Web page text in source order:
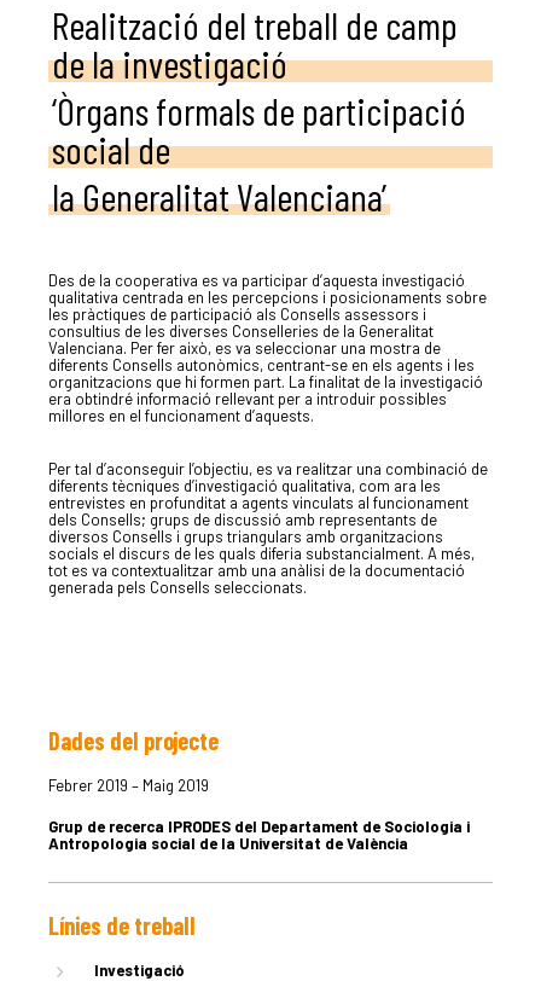
Realització del treball de camp
de la investigació
‘Òrgans formals de participació
social de
la Generalitat Valenciana’
Des de la cooperativa es va participar d’aquesta investigació
qualitativa centrada en les percepcions i posicionaments sobre
les pràctiques de participació als Consells assessors i
consultius de les diverses Conselleries de la Generalitat
Valenciana. Per fer això, es va seleccionar una mostra de
diferents Consells autonòmics, centrant-se en els agents i les
organitzacions que hi formen part. La finalitat de la investigació
era obtindré informació rellevant per a introduir possibles
millores en el funcionament d’aquests.
Per tal d’aconseguir l’objectiu, es va realitzar una combinació de
diferents tècniques d’investigació qualitativa, com ara les
entrevistes en profunditat a agents vinculats al funcionament
dels Consells; grups de discussió amb representants de
diversos Consells i grups triangulars amb organitzacions
socials el discurs de les quals diferia substancialment. A més,
tot es va contextualitzar amb una anàlisi de la documentació
generada pels Consells seleccionats.
Dades del projecte
Febrer 2019 – Maig 2019
Grup de recerca IPRODES del Departament de Sociologia i
Antropologia social de la Universitat de València
Línies de treball
Investigació
EQUIP